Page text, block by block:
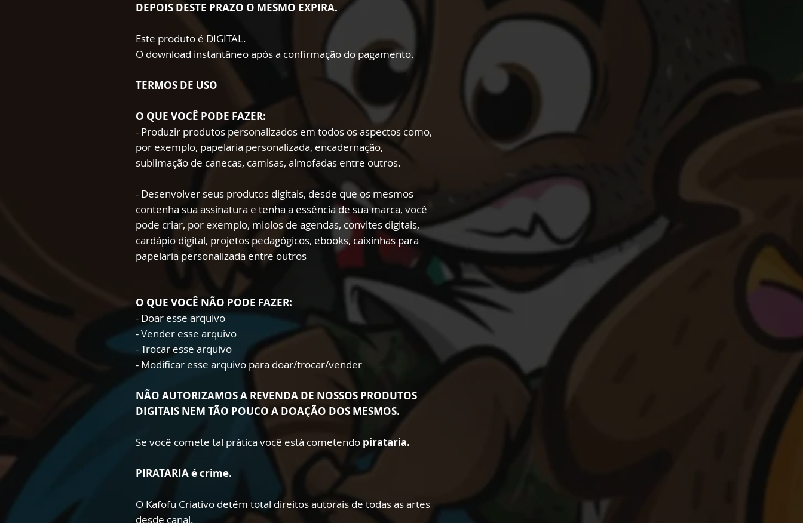
DEPOIS DESTE PRAZO O MESMO EXPIRA.
Este produto é DIGITAL.
O download instantâneo após a confirmação do pagamento.
TERMOS DE USO
O QUE VOCÊ PODE FAZER:
- Produzir produtos personalizados em todos os aspectos como,
por exemplo, papelaria personalizada, encadernação,
sublimação de canecas, camisas, almofadas entre outros.
- Desenvolver seus produtos digitais, desde que os mesmos
contenha sua assinatura e tenha a essência de sua marca, você
pode criar, por exemplo, miolos de agendas, convites digitais,
cardápio digital, projetos pedagógicos, ebooks, caixinhas para
papelaria personalizada entre outros
O QUE VOCÊ NÃO PODE FAZER:
- Doar esse arquivo
- Vender esse arquivo
- Trocar esse arquivo
- Modificar esse arquivo para doar/trocar/vender
NÃO AUTORIZAMOS A REVENDA DE NOSSOS PRODUTOS
DIGITAIS NEM TÃO POUCO A DOAÇÃO DOS MESMOS.
Se você comete tal prática você está cometendo pirataria.
PIRATARIA é crime.
O Kafofu Criativo detém total direitos autorais de todas as artes
desde canal.